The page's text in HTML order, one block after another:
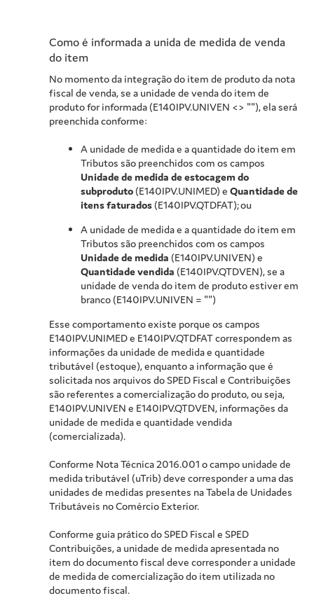
Como é informada a unida de medida de venda
do item
No momento da integração do item de produto da nota
fiscal de venda, se a unidade de venda do item de
produto for informada (E140IPV.UNIVEN <> ""), ela será
preenchida conforme:
A unidade de medida e a quantidade do item em
Tributos são preenchidos com os campos
Unidade de medida de estocagem do
subproduto (E140IPV.UNIMED) e Quantidade de
itens faturados (E140IPV.QTDFAT); ou
A unidade de medida e a quantidade do item em
Tributos são preenchidos com os campos
Unidade de medida (E140IPV.UNIVEN) e
Quantidade vendida (E140IPV.QTDVEN), se a
unidade de venda do item de produto estiver em
branco (E140IPV.UNIVEN = "")
Esse comportamento existe porque os campos
E140IPV.UNIMED e E140IPV.QTDFAT correspondem as
informações da unidade de medida e quantidade
tributável (estoque), enquanto a informação que é
solicitada nos arquivos do SPED Fiscal e Contribuições
são referentes a comercialização do produto, ou seja,
E140IPV.UNIVEN e E140IPV.QTDVEN, informações da
unidade de medida e quantidade vendida
(comercializada).
Conforme Nota Técnica 2016.001 o campo unidade de
medida tributável (uTrib) deve corresponder a uma das
unidades de medidas presentes na Tabela de Unidades
Tributáveis no Comércio Exterior.
Conforme guia prático do SPED Fiscal e SPED
Contribuições, a unidade de medida apresentada no
item do documento fiscal deve corresponder a unidade
de medida de comercialização do item utilizada no
documento fiscal.